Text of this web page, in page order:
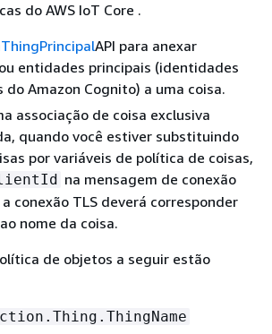
do AWS IoT Core .
API para anexar
entidades principais (identidades
Amazon Cognito) a uma coisa.
associação de coisa exclusiva
quando você estiver substituindo
por variáveis de política de coisas,
na mensagem de conexão
conexão TLS deverá corresponder
nome da coisa.
de objetos a seguir estão